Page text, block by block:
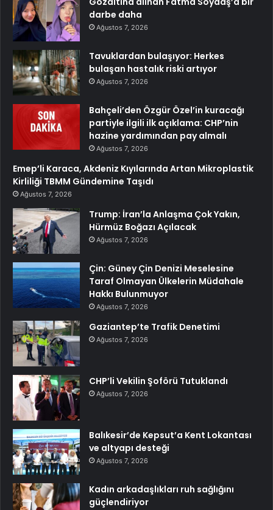
darbe daha
Ağustos 7, 2026
Tavuklardan bulaşıyor: Herkes
bulaşan hastalık riski artıyor
Ağustos 7, 2026
Bahçeli’den Özgür Özel’in kuracağı
partiyle ilgili ilk açıklama: CHP’nin
hazine yardımından pay almalı
Ağustos 7, 2026
Emep’li Karaca, Akdeniz Kıyılarında Artan Mikroplastik
Kirliliği TBMM Gündemine Taşıdı
Ağustos 7, 2026
Trump: İran’la Anlaşma Çok Yakın,
Hürmüz Boğazı Açılacak
Ağustos 7, 2026
Çin: Güney Çin Denizi Meselesine
Taraf Olmayan Ülkelerin Müdahale
Hakkı Bulunmuyor
Ağustos 7, 2026
Gaziantep’te Trafik Denetimi
Ağustos 7, 2026
CHP’li Vekilin Şoförü Tutuklandı
Ağustos 7, 2026
Balıkesir’de Kepsut’a Kent Lokantası
ve altyapı desteği
Ağustos 7, 2026
Kadın arkadaşlıkları ruh sağlığını
güçlendiriyor